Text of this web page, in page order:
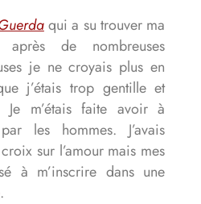
qui a su trouver ma
de nombreuses
je ne croyais plus en
j’étais trop gentille et
Je m’étais faite avoir à
les hommes. J’avais
sur l’amour mais mes
à m’inscrire dans une
.